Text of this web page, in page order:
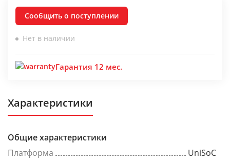
Сообщить о поступлении
Нет в наличии
Гарантия 12 мес.
Характеристики
Общие характеристики
Платформа
UniSoC